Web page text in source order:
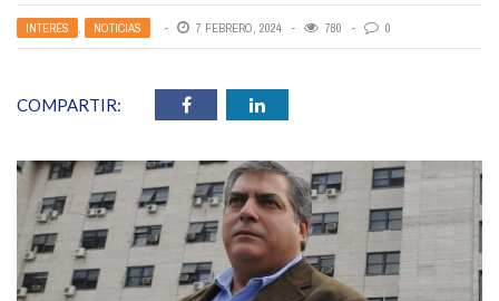
INTERÉS , NOTICIAS 7 FEBRERO, 2024 780 0
COMPARTIR: